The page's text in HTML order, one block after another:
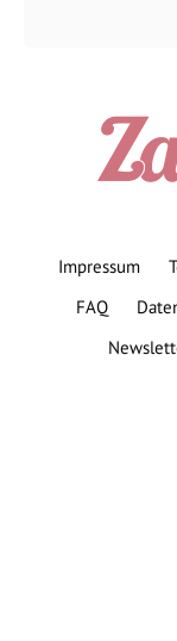
Impressum
FAQ